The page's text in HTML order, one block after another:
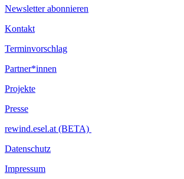
Newsletter abonnieren
Kontakt
Terminvorschlag
Partner*innen
Projekte
Presse
rewind.esel.at (BETA)
Datenschutz
Impressum